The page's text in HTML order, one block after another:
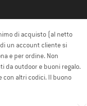
di acquisto (al netto
un account cliente si
e per ordine. Non
da outdoor e buoni regalo.
con altri codici. Il buono